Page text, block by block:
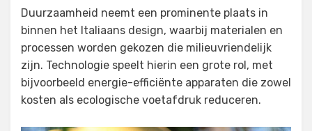
Duurzaamheid neemt een prominente plaats in
binnen het Italiaans design, waarbij materialen en
processen worden gekozen die milieuvriendelijk
zijn. Technologie speelt hierin een grote rol, met
bijvoorbeeld energie-efficiënte apparaten die zowel
kosten als ecologische voetafdruk reduceren.